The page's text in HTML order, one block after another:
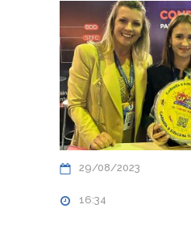
29/08/2023
16:34